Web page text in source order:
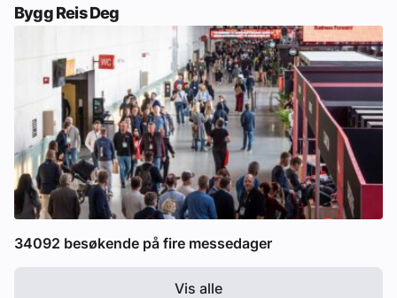
Bygg Reis Deg
34092 besøkende på fire messedager
Vis alle